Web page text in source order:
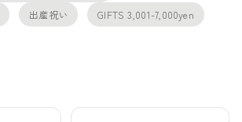
出産祝い
GIFTS 3,001-7,000yen